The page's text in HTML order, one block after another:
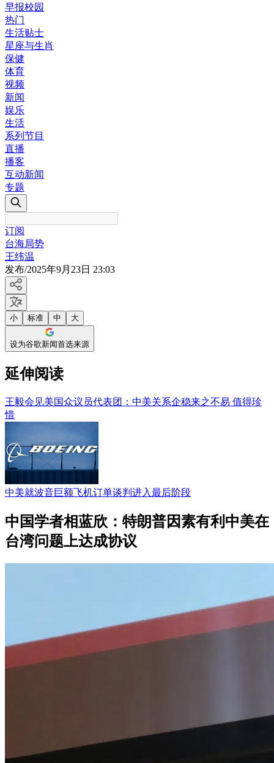
早报校园
热门
生活贴士
星座与生肖
保健
体育
视频
新闻
娱乐
生活
系列节目
直播
播客
互动新闻
专题
订阅
台海局势
王纬温
发布/2025年9月23日 23:03
小 标准 中 大
设为谷歌新闻首选来源
延伸阅读
王毅会见美国众议员代表团：中美关系企稳来之不易 值得珍
惜
中美就波音巨额飞机订单谈判进入最后阶段
中国学者相蓝欣：特朗普因素有利中美在
台湾问题上达成协议